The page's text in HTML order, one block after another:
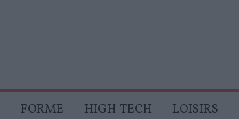
FORME HIGH-TECH LOISIRS